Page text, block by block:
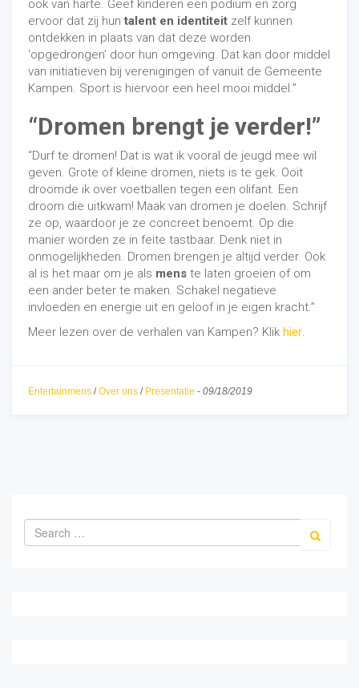
ook van harte. Geef kinderen een podium en zorg
ervoor dat zij hun talent en identiteit zelf kunnen
ontdekken in plaats van dat deze worden
‘opgedrongen’ door hun omgeving. Dat kan door middel
van initiatieven bij verenigingen of vanuit de Gemeente
Kampen. Sport is hiervoor een heel mooi middel.”
“Dromen brengt je verder!”
“Durf te dromen! Dat is wat ik vooral de jeugd mee wil
geven. Grote of kleine dromen, niets is te gek. Ooit
droomde ik over voetballen tegen een olifant. Een
droom die uitkwam! Maak van dromen je doelen. Schrijf
ze op, waardoor je ze concreet benoemt. Op die
manier worden ze in feite tastbaar. Denk niet in
onmogelijkheden. Dromen brengen je altijd verder. Ook
al is het maar om je als mens te laten groeien of om
een ander beter te maken. Schakel negatieve
invloeden en energie uit en geloof in je eigen kracht.”
Meer lezen over de verhalen van Kampen? Klik hier
Entertainmens /Over ons / Presentatie - 09/18/2019